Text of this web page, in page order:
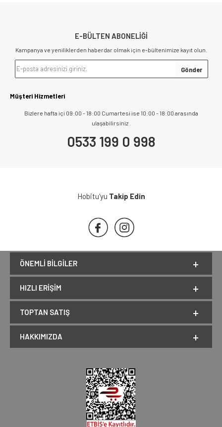
E-BÜLTEN ABONELİĞİ
Kampanya ve yeniliklerden haberdar olmak için e-bültenimize kayıt olun.
Müşteri Hizmetleri
Bizlere hafta içi 09:00 - 18:00 Cumartesi ise 10:00 - 18:00 arasında
ulaşabilirsiniz .
0533 199 0 998
Hobitu'yu Takip Edin
ÖNEMLI BILGILER
HIZLI ERIŞIM
TOPTAN SATIŞ
HAKKIMIZDA